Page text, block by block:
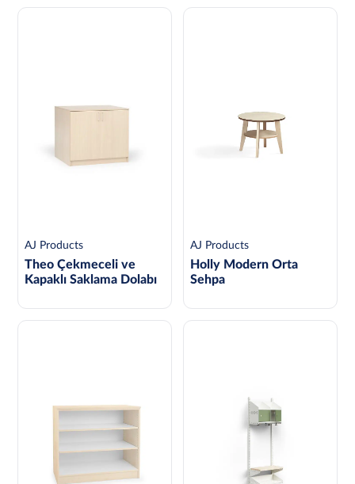
AJ Products
Theo Çekmeceli ve
Kapaklı Saklama Dolabı
AJ Products
Holly Modern Orta
Sehpa